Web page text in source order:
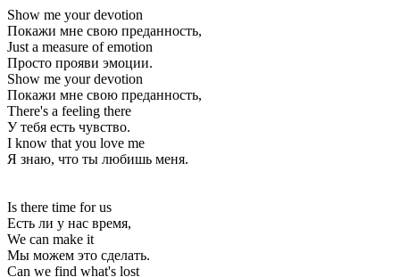
Show me your devotion
Покажи мне свою преданность,
Just a measure of emotion
Просто прояви эмоции.
Show me your devotion
Покажи мне свою преданность,
There's a feeling there
У тебя есть чувство.
I know that you love me
Я знаю, что ты любишь меня.
Is there time for us
Есть ли у нас время,
We can make it
Мы можем это сделать.
Can we find what's lost